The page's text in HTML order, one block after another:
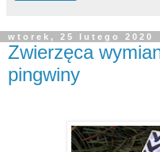
wtorek, 25 lutego 2020
Zwierzęca
pingwiny